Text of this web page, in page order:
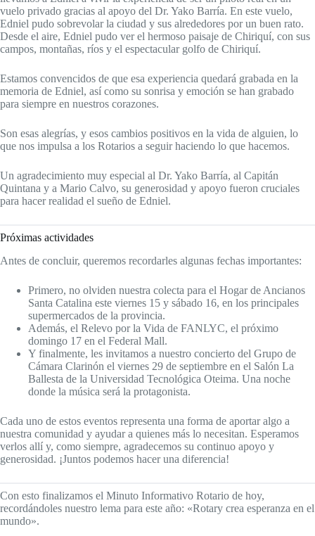
vuelo privado gracias al apoyo del Dr. Yako Barría. En este vuelo,
Edniel pudo sobrevolar la ciudad y sus alrededores por un buen rato.
Desde el aire, Edniel pudo ver el hermoso paisaje de Chiriquí, con sus
campos, montañas, ríos y el espectacular golfo de Chiriquí.
Estamos convencidos de que esa experiencia quedará grabada en la
memoria de Edniel, así como su sonrisa y emoción se han grabado
para siempre en nuestros corazones.
Son esas alegrías, y esos cambios positivos en la vida de alguien, lo
que nos impulsa a los Rotarios a seguir haciendo lo que hacemos.
Un agradecimiento muy especial al Dr. Yako Barría, al Capitán
Quintana y a Mario Calvo, su generosidad y apoyo fueron cruciales
para hacer realidad el sueño de Edniel.
Próximas actividades
Antes de concluir, queremos recordarles algunas fechas importantes:
Primero, no olviden nuestra colecta para el Hogar de Ancianos
Santa Catalina este viernes 15 y sábado 16, en los principales
supermercados de la provincia.
Además, el Relevo por la Vida de FANLYC, el próximo
domingo 17 en el Federal Mall.
Y finalmente, les invitamos a nuestro concierto del Grupo de
Cámara Clarinón el viernes 29 de septiembre en el Salón La
Ballesta de la Universidad Tecnológica Oteima. Una noche
donde la música será la protagonista.
Cada uno de estos eventos representa una forma de aportar algo a
nuestra comunidad y ayudar a quienes más lo necesitan. Esperamos
verlos allí y, como siempre, agradecemos su continuo apoyo y
generosidad. ¡Juntos podemos hacer una diferencia!
Con esto finalizamos el Minuto Informativo Rotario de hoy,
recordándoles nuestro lema para este año: «Rotary crea esperanza en el
mundo».